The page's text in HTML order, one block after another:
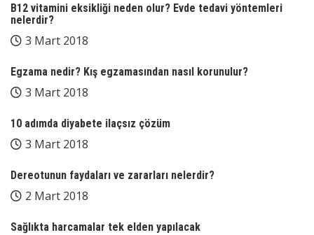
B12 vitamini eksikliği neden olur? Evde tedavi yöntemleri
nelerdir?
3 Mart 2018
Egzama nedir? Kış egzamasından nasıl korunulur?
3 Mart 2018
10 adımda diyabete ilaçsız çözüm
3 Mart 2018
Dereotunun faydaları ve zararları nelerdir?
2 Mart 2018
Sağlıkta harcamalar tek elden yapılacak